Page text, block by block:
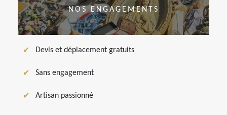
NOS ENGAGEMENTS
Devis et déplacement gratuits
Sans engagement
Artisan passionné